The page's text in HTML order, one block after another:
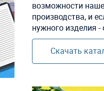
возможности
производства, и
нужного изделия -
Скачать